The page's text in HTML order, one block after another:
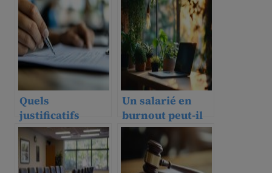
Quels
justificatifs
fournir à
l’Assurance
Maladie pour un
Un salarié en
burnout peut-il
travailler à
temps partiel
thérapeutique ?